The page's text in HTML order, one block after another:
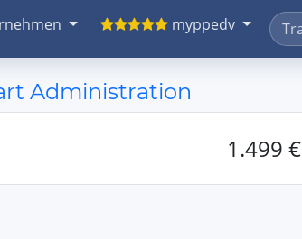
myppedv
Administration
1.499 €